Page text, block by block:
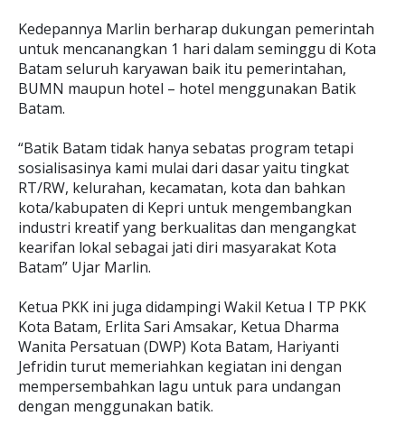
Kedepannya Marlin berharap dukungan pemerintah
untuk mencanangkan 1 hari dalam seminggu di Kota
Batam seluruh karyawan baik itu pemerintahan,
BUMN maupun hotel – hotel menggunakan Batik
Batam.
“Batik Batam tidak hanya sebatas program tetapi
sosialisasinya kami mulai dari dasar yaitu tingkat
RT/RW, kelurahan, kecamatan, kota dan bahkan
kota/kabupaten di Kepri untuk mengembangkan
industri kreatif yang berkualitas dan mengangkat
kearifan lokal sebagai jati diri masyarakat Kota
Batam” Ujar Marlin.
Ketua PKK ini juga didampingi Wakil Ketua I TP PKK
Kota Batam, Erlita Sari Amsakar, Ketua Dharma
Wanita Persatuan (DWP) Kota Batam, Hariyanti
Jefridin turut memeriahkan kegiatan ini dengan
mempersembahkan lagu untuk para undangan
dengan menggunakan batik.